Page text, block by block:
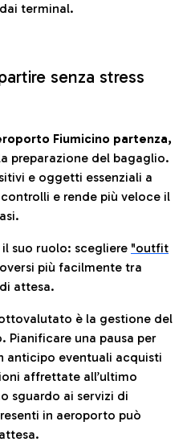
terminal.
senza stress
Fiumicino partenza,
preparazione del bagaglio.
e oggetti essenziali a
e rende più veloce il
suo ruolo: scegliere "outfit
più facilmente tra
attesa.
è la gestione del
Pianificare una pausa per
anticipo eventuali acquisti
affrettate all’ultimo
sguardo ai servizi di
in aeroporto può